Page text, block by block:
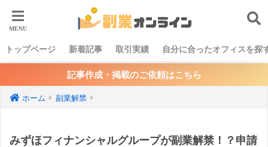
トップページ 新着記事 取引実績 自分に合ったオフィスを探
記事作成・掲載のご依頼はこちら
ホーム 副業解禁
みずほフィナンシャルグループが副業解禁！？申請